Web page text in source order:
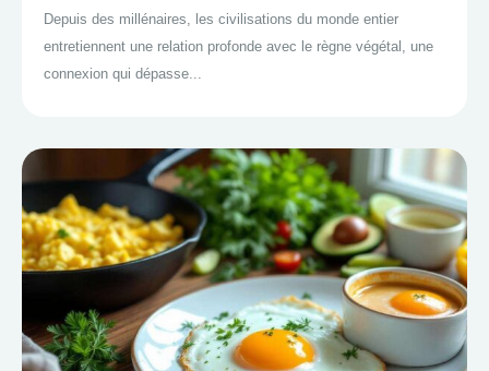
Depuis des millénaires, les civilisations du monde entier
entretiennent une relation profonde avec le règne végétal, une
connexion qui dépasse...